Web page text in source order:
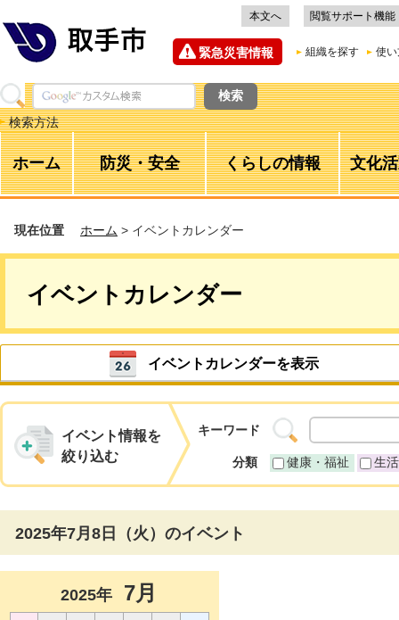
本文へ 閲覧サポート機能
緊急災害情報 組織を探す 使
検索方法
ホーム 防災・安全 くらしの情報 文化
現在位置 ホーム > イベントカレンダー
イベントカレンダー
イベントカレンダーを表示
イベント情報を
絞り込む
キーワード
分類 健康・福祉 生活
2025年7月8日（火）のイベント
2025年 7月